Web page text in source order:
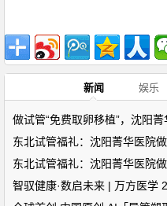
新闻 娱乐
做试管“免费取卵移植”，沈阳
智驭健康·数启未来 | 万方医学